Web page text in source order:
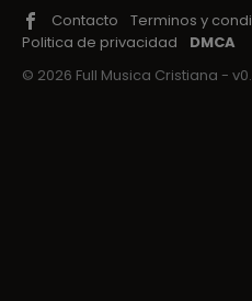
Contacto
Terminos y
Politica de privacidad
DMCA
© 2026 Full Musica Cristiana -